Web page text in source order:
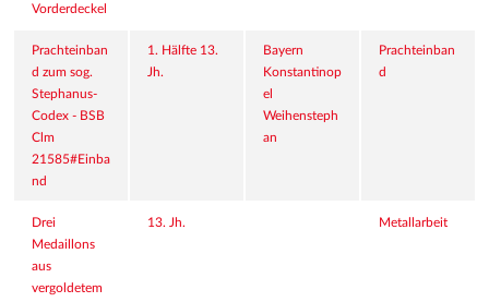
Vorderdeckel
Prachteinban
d zum sog.
Stephanus-
Codex - BSB
Clm
21585#Einba
nd
1. Hälfte 13.
Jh.
Bayern
Konstantinop
el
Weihensteph
an
Prachteinban
d
Drei
Medaillons
aus
vergoldetem
13. Jh. Metallarbeit